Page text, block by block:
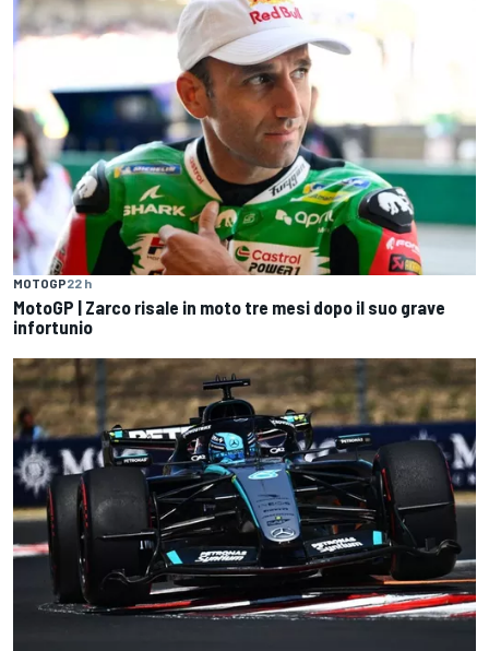
MOTOGP22 h
MotoGP | Zarco risale in moto tre mesi dopo il suo grave
infortunio